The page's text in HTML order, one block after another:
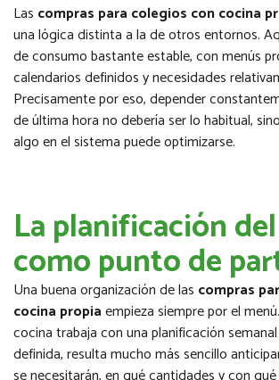
Las compras para colegios con cocina
una lógica distinta a la de otros entornos.
de consumo bastante estable, con menús
calendarios definidos y necesidades
Precisamente por eso, depender
de última hora no debería ser lo habitual,
algo en el sistema puede optimizarse.
La planificación
como punto de
Una buena organización de las compras
cocina propiaempieza siempre por el
cocina trabaja con una planificación
definida, resulta mucho más sencillo